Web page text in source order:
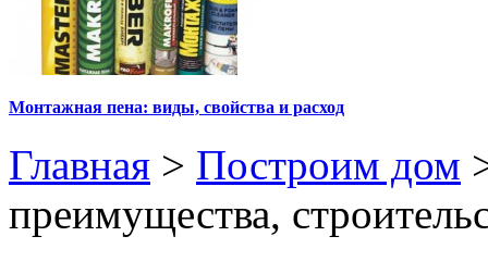
Монтажная пена: виды, свойства и расход
Главная > Построим дом
преимущества,